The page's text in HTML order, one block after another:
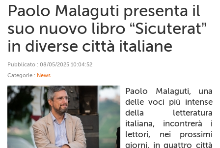
+
CHIESA
MONDO
COLLANE
+
CEI
AUTORI VARI
Paolo Malaguti presenta il
suo nuovo libro “Sicuterat”
in diverse città italiane
Pubblicato : 08/05/2025 10:04:52
Categorie : News
Paolo Malaguti, una
delle voci più intense
della letteratura
italiana, incontrerà i
lettori, nei prossimi
giorni, in quattro città